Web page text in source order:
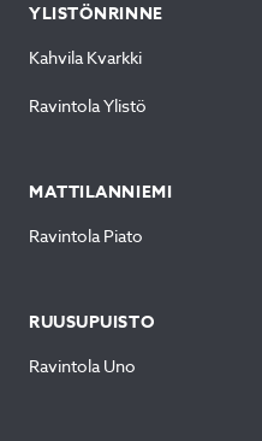
YLISTÖNRINNE
Kahvila Kvarkki
Ravintola Ylistö
MATTILANNIEMI
Ravintola Piato
RUUSUPUISTO
Ravintola Uno